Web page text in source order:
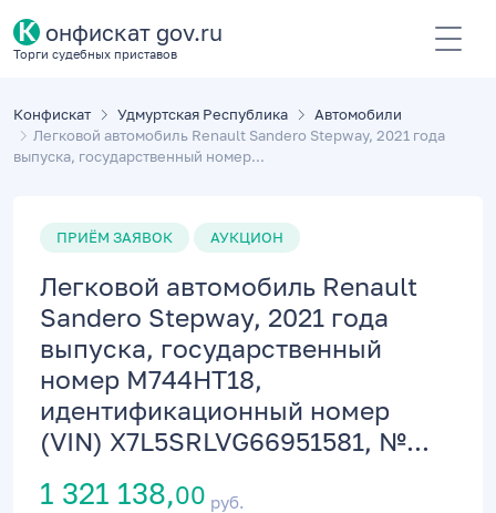
К онфискат gov.ru
Торги судебных приставов
Конфискат Удмуртская Республика
Автомобили
Легковой автомобиль Renault Sandero Stepway, 2021 года
выпуска, государственный номер...
ПРИЁМ ЗАЯВОК АУКЦИОН
Легковой автомобиль Renault
Sandero Stepway, 2021 года
выпуска, государственный
номер М744НТ18,
идентификационный номер
(VIN) X7L5SRLVG66951581, №...
1 321 138,00 руб.